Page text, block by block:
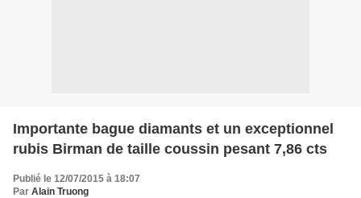
Importante bague diamants et un exceptionnel
rubis Birman de taille coussin pesant 7,86 cts
Publié le 12/07/2015 à 18:07
Par Alain Truong